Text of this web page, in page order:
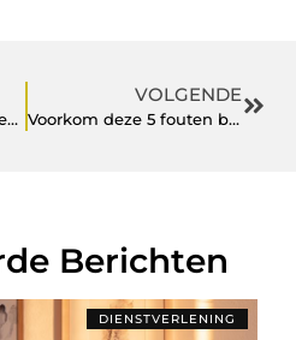
Het Belang van een Goede Personeelsplanning
VOLGENDE
Voorkom deze 5 fouten bij het organiseren van je huishouden
Berichten
DIENSTVERLENING